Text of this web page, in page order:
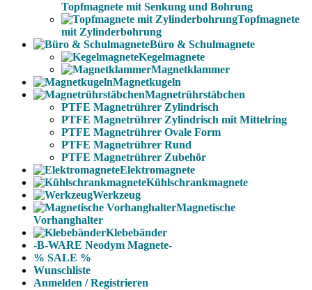
Topfmagnete mit Senkung und Bohrung
Topfmagnete
mit Zylinderbohrung
Büro & Schulmagnete
Kegelmagnete
Magnetklammer
Magnetkugeln
Magnetrührstäbchen
PTFE Magnetrührer Zylindrisch
PTFE Magnetrührer Zylindrisch mit Mittelring
PTFE Magnetrührer Ovale Form
PTFE Magnetrührer Rund
PTFE Magnetrührer Zubehör
Elektromagnete
Kühlschrankmagnete
Werkzeug
Magnetische
Vorhanghalter
Klebebänder
-B-WARE Neodym Magnete-
% SALE %
Wunschliste
Anmelden / Registrieren